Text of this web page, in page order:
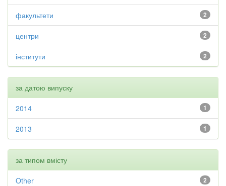
2
факультети
2
центри
2
інститути
за датою випуску
1
2014
1
2013
за типом вмісту
2
Other